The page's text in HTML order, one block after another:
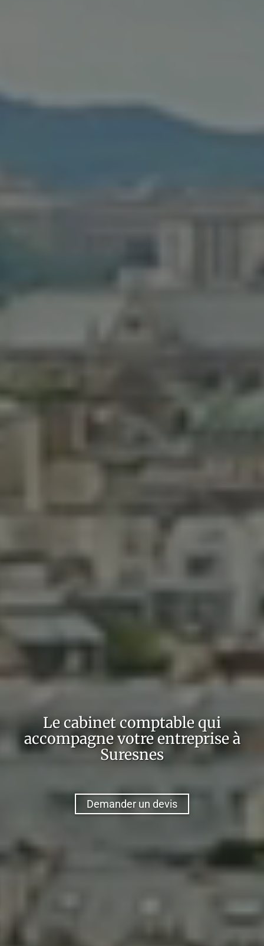
Le cabinet comptable qui
accompagne votre entreprise à
Suresnes
Demander un devis